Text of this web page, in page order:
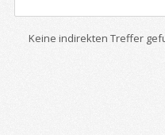
Keine indirekten Treffer